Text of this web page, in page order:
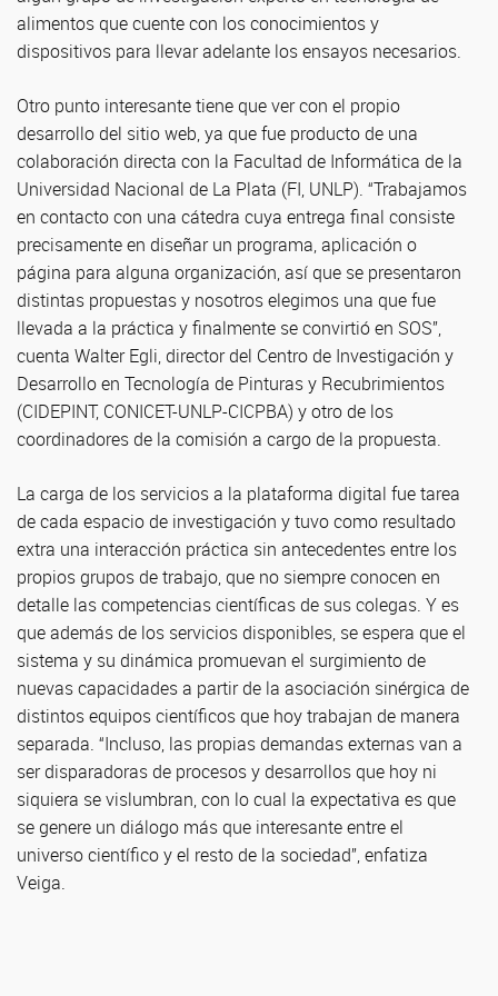
alimentos que cuente con los conocimientos y
dispositivos para llevar adelante los ensayos necesarios.
Otro punto interesante tiene que ver con el propio
desarrollo del sitio web, ya que fue producto de una
colaboración directa con la Facultad de Informática de la
Universidad Nacional de La Plata (FI, UNLP). “Trabajamos
en contacto con una cátedra cuya entrega final consiste
precisamente en diseñar un programa, aplicación o
página para alguna organización, así que se presentaron
distintas propuestas y nosotros elegimos una que fue
llevada a la práctica y finalmente se convirtió en SOS”,
cuenta Walter Egli, director del Centro de Investigación y
Desarrollo en Tecnología de Pinturas y Recubrimientos
(CIDEPINT, CONICET-UNLP-CICPBA) y otro de los
coordinadores de la comisión a cargo de la propuesta.
La carga de los servicios a la plataforma digital fue tarea
de cada espacio de investigación y tuvo como resultado
extra una interacción práctica sin antecedentes entre los
propios grupos de trabajo, que no siempre conocen en
detalle las competencias científicas de sus colegas. Y es
que además de los servicios disponibles, se espera que el
sistema y su dinámica promuevan el surgimiento de
nuevas capacidades a partir de la asociación sinérgica de
distintos equipos científicos que hoy trabajan de manera
separada. “Incluso, las propias demandas externas van a
ser disparadoras de procesos y desarrollos que hoy ni
siquiera se vislumbran, con lo cual la expectativa es que
se genere un diálogo más que interesante entre el
universo científico y el resto de la sociedad”, enfatiza
Veiga.